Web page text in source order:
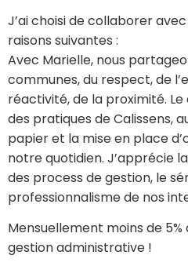
J’ai choisi de collaborer
raisons suivantes :
Avec Marielle, nous
communes, du respect, de
réactivité, de la proximité.
des pratiques de Calissens,
papier et la mise en place
notre quotidien. J’apprécie
des process de gestion, le
professionnalisme de nos
Mensuellement moins de
gestion administrative !